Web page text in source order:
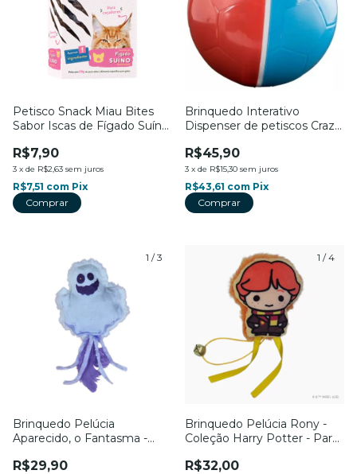
Petisco Snack Miau Bites
Sabor Iscas de Fígado Suíno
R$7,90
3 x de R$2,63 sem juros
R$7,51 com Pix
Brinquedo Interativo
Dispenser de petiscos Crazy
Amicus
R$45,90
3 x de R$15,30 sem juros
R$43,61 com Pix
Comprar
1 /3
Brinquedo Pelúcia
Aparecido, o Fantasma -
R$29,90
1 /4
Brinquedo Pelúcia Rony -
Coleção Harry Potter - Para
R$32,00